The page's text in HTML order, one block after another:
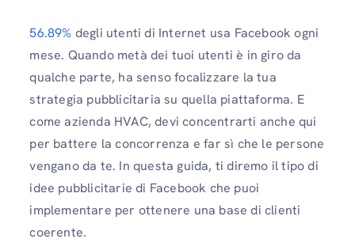
56.89% degli utenti di Internet usa Facebook ogni
mese. Quando metà dei tuoi utenti è in giro da
qualche parte, ha senso focalizzare la tua
strategia pubblicitaria su quella piattaforma. E
come azienda HVAC, devi concentrarti anche qui
per battere la concorrenza e far sì che le persone
vengano da te. In questa guida, ti diremo il tipo di
idee pubblicitarie di Facebook che puoi
implementare per ottenere una base di clienti
coerente.